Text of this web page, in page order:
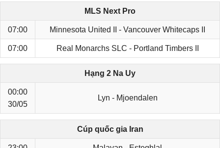
MLS Next Pro
07:00 Minnesota United II - Vancouver Whitecaps II
07:00 Real Monarchs SLC - Portland Timbers II
Hạng 2 Na Uy
00:00
30/05
Lyn - Mjoendalen
Cúp quốc gia Iran